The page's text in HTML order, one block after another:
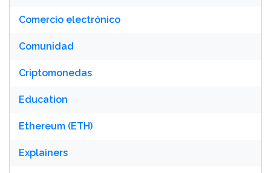
Comercio electrónico
Comunidad
Criptomonedas
Education
Ethereum (ETH)
Explainers